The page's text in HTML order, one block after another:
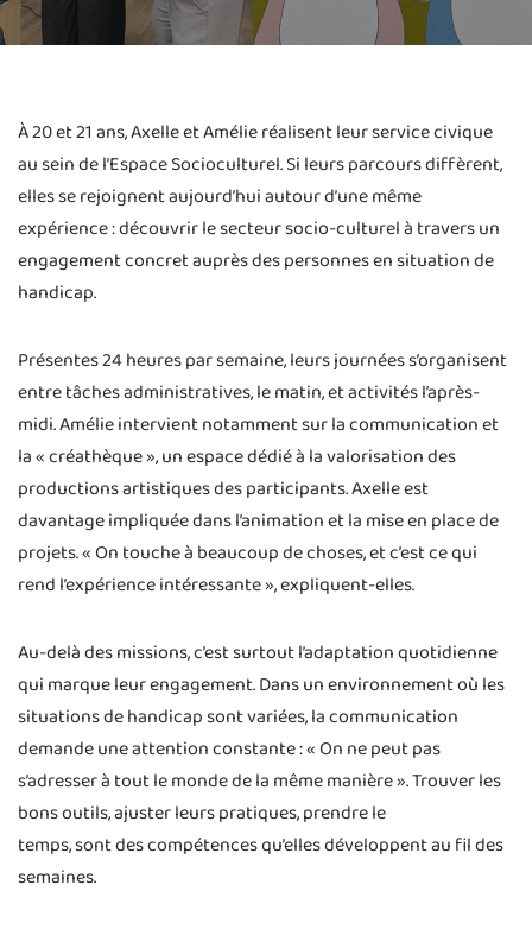
À 20 et 21 ans, Axelle et Amélie réalisent leur service civique
au sein de l’Espace Socioculturel. Si leurs parcours diffèrent,
elles se rejoignent aujourd’hui autour d’une même
expérience : découvrir le secteur socio-culturel à travers un
engagement concret auprès des personnes en situation de
handicap.
Présentes 24 heures par semaine, leurs journées s’organisent
entre tâches administratives, le matin, et activités l’après-
midi. Amélie intervient notamment sur la communication et
la « créathèque », un espace dédié à la valorisation des
productions artistiques des participants. Axelle est
davantage impliquée dans l’animation et la mise en place de
projets. « On touche à beaucoup de choses, et c’est ce qui
rend l’expérience intéressante », expliquent-elles.
Au-delà des missions, c’est surtout l’adaptation quotidienne
qui marque leur engagement. Dans un environnement où les
situations de handicap sont variées, la communication
demande une attention constante : « On ne peut pas
s’adresser à tout le monde de la même manière ». Trouver les
bons outils, ajuster leurs pratiques, prendre le
temps, sont des compétences qu’elles développent au fil des
semaines.